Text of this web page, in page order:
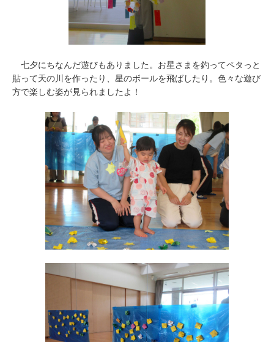
七夕にちなんだ遊びもありました。お星さまを釣ってペタっと
貼って天の川を作ったり、星のボールを飛ばしたり。色々な遊び
方で楽しむ姿が見られましたよ！